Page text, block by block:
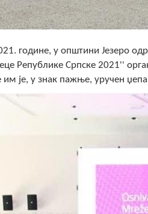
године, у општини Језеро
Републике Српске 2021''
им је, у знак пажње, уручен